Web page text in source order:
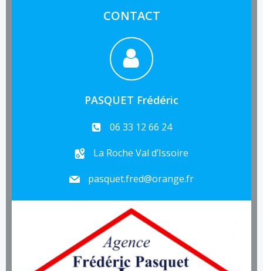
CONTACT
PASQUET Frédéric
06 33 12 66 24
La Roche Val d’Issoire
pasquet.fred@orange.fr